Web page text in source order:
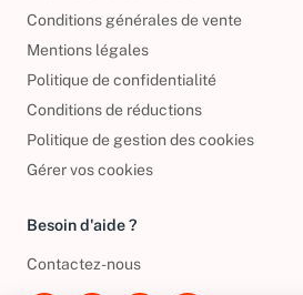
Conditions générales de vente
Mentions légales
Politique de confidentialité
Conditions de réductions
Politique de gestion des cookies
Gérer vos cookies
Besoin d'aide ?
Contactez-nous